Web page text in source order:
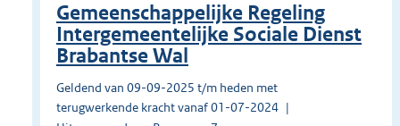
Gemeenschappelijke Regeling
Intergemeentelijke Sociale Dienst
Brabantse Wal
Geldend van 09-09-2025 t/m heden met
terugwerkende kracht vanaf 01-07-2024